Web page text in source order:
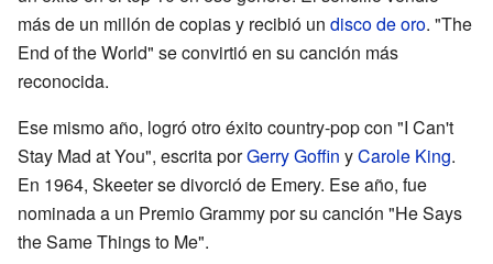
más de un millón de copias y recibió un disco de oro. "The
End of the World" se convirtió en su canción más
reconocida.
Ese mismo año, logró otro éxito country-pop con "I Can't
Stay Mad at You", escrita porGerry Goffin yCarole King.
En 1964, Skeeter se divorció de Emery. Ese año, fue
nominada a un Premio Grammy por su canción "He Says
the Same Things to Me".